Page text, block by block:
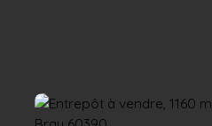
Confiez un local Trouver un Broker